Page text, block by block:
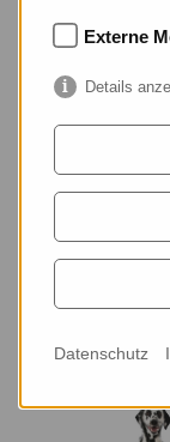
Tags
Tierheilpraxis Mainz-
Naturheilkunde für Tiere
Ernährungsberatung
BARF VDT
Externe
Details
Datenschutz